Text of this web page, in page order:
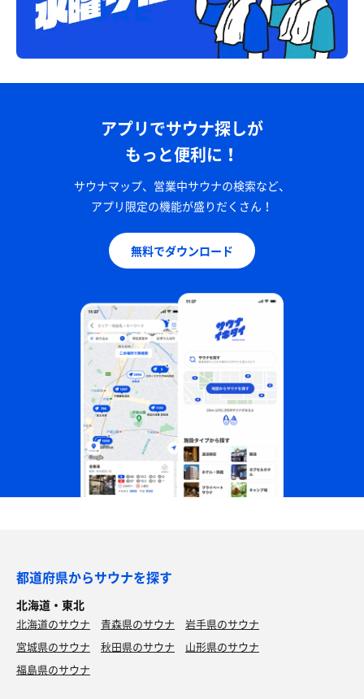
アプリでサウナ探しが
もっと便利に！
サウナマップ、営業中サウナの検索など、
アプリ限定の機能が盛りだくさん！
無料でダウンロード
都道府県からサウナを探す
北海道・東北
北海道のサウナ 青森県のサウナ
岩手県のサウナ
宮城県のサウナ
秋田県のサウナ
山形県のサウナ
福島県のサウナ